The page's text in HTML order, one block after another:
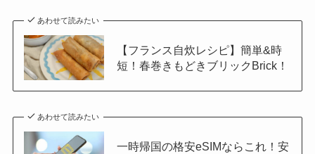
あわせて読みたい
【フランス自炊レシピ】簡単&時
短！春巻きもどきブリックBrick！
あわせて読みたい
一時帰国の格安eSIMならこれ！安